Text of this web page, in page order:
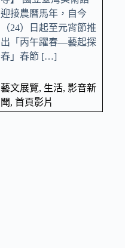
迎接農曆馬年，自今
（24）日起至元宵節推
出「丙午躍春—藝起探
春」春節 […]
藝文展覽, 生活, 影音新
聞, 首頁影片